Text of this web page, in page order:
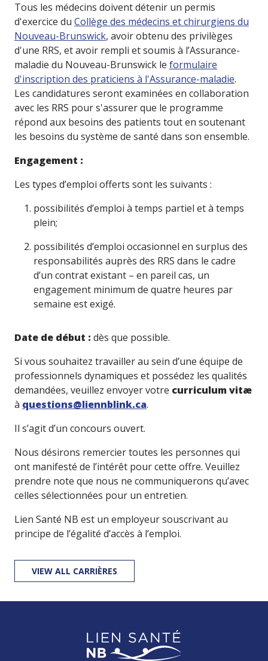
Tous les médecins doivent détenir un permis
d'exercice du Collège des médecins et chirurgiens du
Nouveau-Brunswick, avoir obtenu des privilèges
d'une RRS, et avoir rempli et soumis à l’Assurance-
maladie du Nouveau-Brunswick le formulaire
d'inscription des praticiens à l'Assurance-maladie.
Les candidatures seront examinées en collaboration
avec les RRS pour s'assurer que le programme
répond aux besoins des patients tout en soutenant
les besoins du système de santé dans son ensemble.
Engagement :
Les types d’emploi offerts sont les suivants :
possibilités d’emploi à temps partiel et à temps
plein;
possibilités d’emploi occasionnel en surplus des
responsabilités auprès des RRS dans le cadre
d’un contrat existant – en pareil cas, un
engagement minimum de quatre heures par
semaine est exigé.
Date de début : dès que possible.
Si vous souhaitez travailler au sein d’une équipe de
professionnels dynamiques et possédez les qualités
demandées, veuillez envoyer votre curriculum vitæ
à questions@liennblink.ca.
Il s’agit d’un concours ouvert.
Nous désirons remercier toutes les personnes qui
ont manifesté de l’intérêt pour cette offre. Veuillez
prendre note que nous ne communiquerons qu’avec
celles sélectionnées pour un entretien.
Lien Santé NB est un employeur souscrivant au
principe de l’égalité d’accès à l’emploi.
VIEW ALL CARRIÈRES